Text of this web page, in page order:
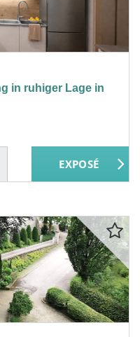
in ruhiger Lage in